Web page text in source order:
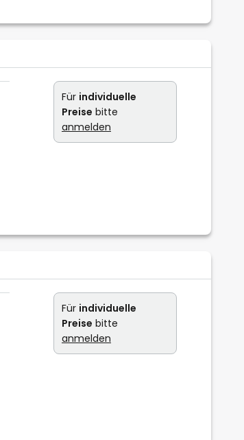
Für individuelle
Preise bitte
anmelden
Für individuelle
Preise bitte
anmelden